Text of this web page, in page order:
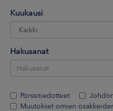
Kuukausi
Hakusanat
Pörssitiedotteet
Muutokset omien